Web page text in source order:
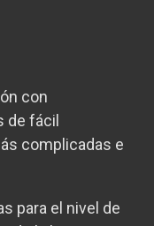
con
de fácil
complicadas e
para el nivel de